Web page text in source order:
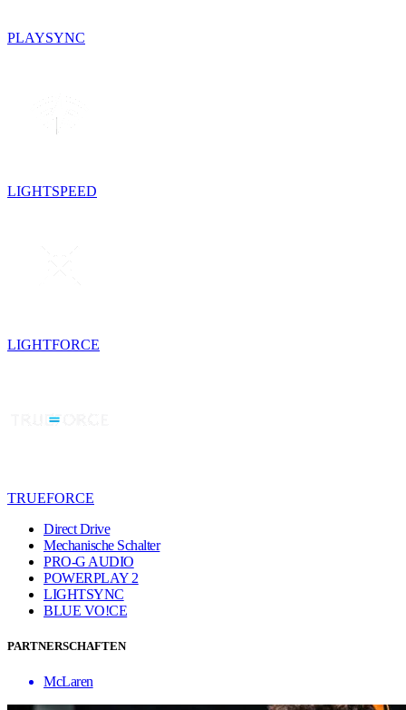
PLAYSYNC
LIGHTSPEED
LIGHTFORCE
TRUEFORCE
Direct Drive
Mechanische Schalter
PRO-G AUDIO
POWERPLAY 2
LIGHTSYNC
BLUE VO!CE
PARTNERSCHAFTEN
McLaren